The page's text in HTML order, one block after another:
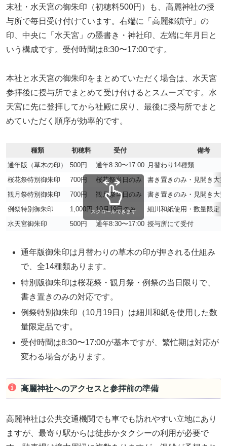
末社・水天宮の御朱印（初穂料500円）も、高麗神社の授
与所で毎日受け付けています。右端に「高麗郷鎮守」の
印、中央に「水天宮」の墨書き・神社印、左端に年月日と
いう構成です。受付時間は8:30〜17:00です。
本社と水天宮の御朱印をまとめていただく場合は、水天宮
参拝後に授与所でまとめて受け付けるとスムーズです。水
天宮に先に登拝してから社殿に戻り、最後に授与所でまと
めていただく順序が効率的です。
種類 初穂料 受付
備考
通年版（草木の印）
500円 通年8:30〜17:00 月替わり14種類
桜花祭特別御朱印
700円 桜花祭当日のみ
書き置きのみ・見開き大判
観月祭特別御朱印
700円 観月祭当日のみ
書き置きのみ・見開き大判
例祭特別御朱印
1,000円 10月19日のみ
細川和紙使用・数量限定
水天宮御朱印
500円 通年8:30〜17:00 授与所にて受付
スクロールできます
通年版御朱印は月替わりの草木の印が押される仕組み
で、全14種類あります。
特別版御朱印は桜花祭・観月祭・例祭の当日限りで、
書き置きのみの対応です。
例祭特別御朱印（10月19日）は細川和紙を使用した数
量限定品です。
受付時間は8:30〜17:00が基本ですが、繁忙期は対応が
変わる場合があります。
高麗神社へのアクセスと参拝前の準備
高麗神社は公共交通機関でも車でも訪れやすい立地にあり
ますが、最寄り駅からは徒歩かタクシーの利用が必要で